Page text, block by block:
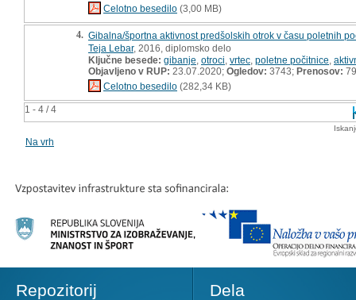
1 - 4 / 4
Celotno besedilo (3,00 MB)
4. Gibalna/športna aktivnost predšolskih otrok v času poletnih
Teja Lebar, 2016, diplomsko delo
Ključne besede: gibanje otroci vrtec poletne počitnice
Objavljeno v RUP: 23.07.2020; Ogledov: 3743; Prenosov: 79
Celotno besedilo (282,34 KB)
Na vrh
Repozitorij Dela